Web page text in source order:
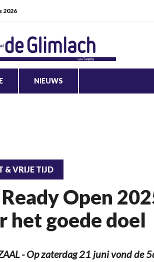
2026
NIEUWS
& VRIJE TIJD
Ready Open
het goede doel
- Op zaterdag 21 juni vond de